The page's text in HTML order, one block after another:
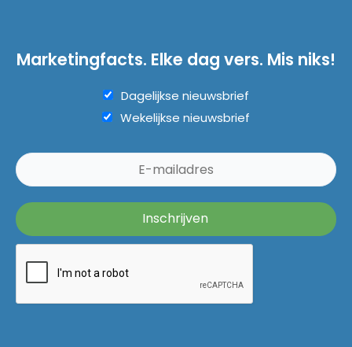
Marketingfacts. Elke dag vers. Mis niks!
Dagelijkse nieuwsbrief
Wekelijkse nieuwsbrief